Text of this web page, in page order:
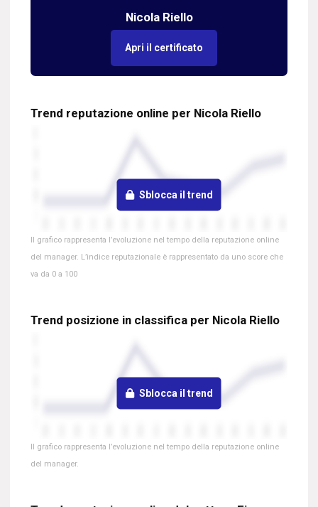
Nicola Riello
Apri il certificato
Trend reputazione online per Nicola Riello
Sblocca il trend
Il grafico rappresenta l’evoluzione nel tempo della reputazione online
del manager. L’indice reputazionale è rappresentato da uno score che
va da 0 a 100
Trend posizione in classifica per Nicola Riello
Sblocca il trend
Il grafico rappresenta l’evoluzione nel tempo della reputazione online
del manager.